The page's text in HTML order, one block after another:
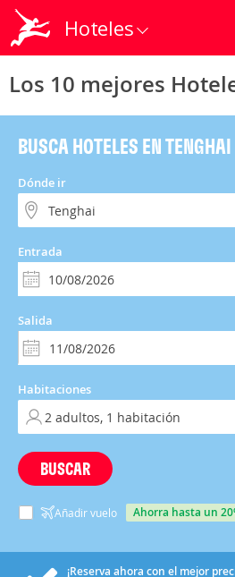
Hoteles
Los 10 mejores
BUSCA HOTELES EN TENGHAI
Dónde ir
Entrada
Salida
Habitaciones
BUSCAR
Añadir vuelo ahorra hasta un
¡Reserva ahora con el mejor